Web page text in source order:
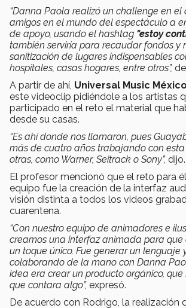
“Danna Paola realizó un challenge en el
amigos en el mundo del espectáculo a
de apoyo, usando el hashtag "estoy
también serviría para recaudar fondos y
sanitización de lugares indispensables
hospitales, casas hogares, entre otros”,
A partir de ahí, Universal Music México
este videoclip pidiéndole a los artistas
participado en el reto el material que
desde su casas.
“Es ahí donde nos llamaron, pues
más de cuatro años trabajando con esta
otras, como Warner, Seitrack o Sony”, dijo.
El profesor mencionó que el reto para
equipo fue la creación de la interfaz
visión distinta a todos los videos
cuarentena.
“Con nuestro equipo de animadores e
creamos una interfaz animada para que
un toque único. Fue generar un lenguaje
colaborando de la mano con Danna
idea era crear un producto orgánico, que
que contara algo”, expresó.
De acuerdo con Rodrigo, la realización